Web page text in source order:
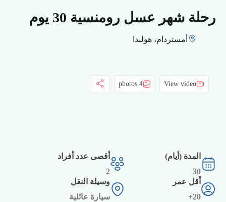
رحلة شهر عسل رومنسية 30 يوم
أمستردام، هولندا
View video
4 photos
المدة (أيام)
30
أقصى عدد أفراد
2
أقل عمر
20+
وسيلة النقل
سيارة عائلية